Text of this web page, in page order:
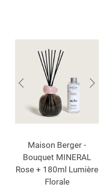
Maison Berger -
Bouquet MINERAL
Rose + 180ml Lumière
Florale